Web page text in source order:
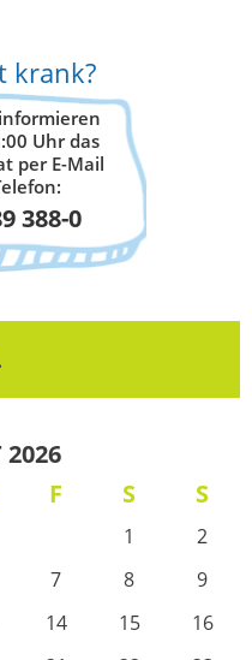
krank?
Uhr das
per E-Mail
388-0
2026
F S S
1
2
7 8
9
14 15
16